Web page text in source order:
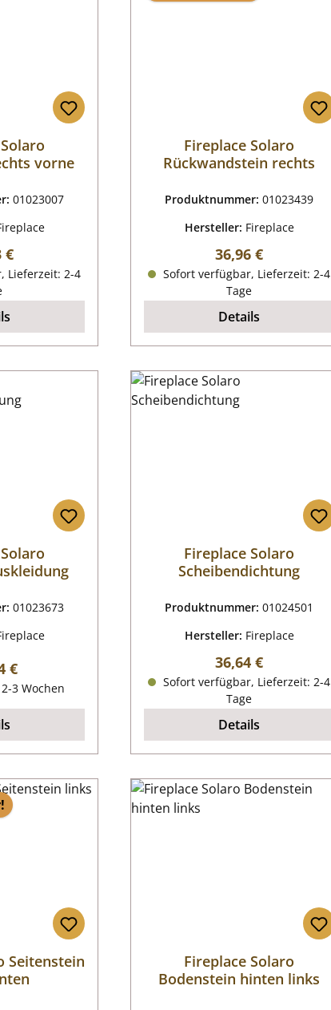
vorne
01023007
Preis:
€
Lieferzeit: 2-4
Fireplace Solaro
Rückwandstein rechts
Produktnummer:01023439
Hersteller: Fireplace
Regulärer Preis:
36,96 €
Sofort verfügbar, Lieferzeit: 2-4
Tage
Details
01023673
Preis:
€
3 Wochen
Fireplace Solaro
Scheibendichtung
Produktnummer:01024501
Hersteller: Fireplace
Regulärer Preis:
36,64 €
Sofort verfügbar, Lieferzeit: 2-4
Tage
Details
Seitenstein
Fireplace Solaro
Bodenstein hinten links